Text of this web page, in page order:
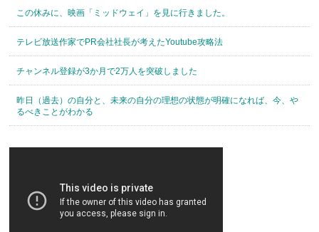
この休みに、映画「ミッドウェイ」を見に行きました。
テレビ放送作家でPR会社社長が考えたYoutube攻略法
チャンネル登録が3か月で2万人を突破しました
昨日（過去）の自分と、未来の自分の理想の状態が明確になれば、今、や
るべきことがわかる